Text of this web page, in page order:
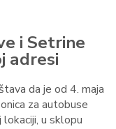
i Setrine
adresi
da je od 4. maja
za autobuse
u sklopu